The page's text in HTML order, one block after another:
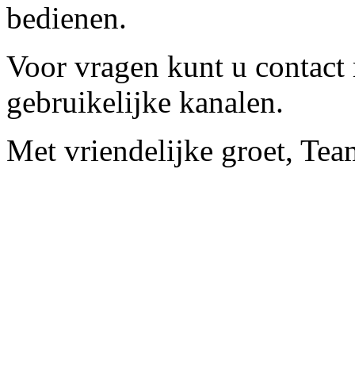
bedienen.
Voor vragen kunt u contact
gebruikelijke kanalen.
Met vriendelijke groet,